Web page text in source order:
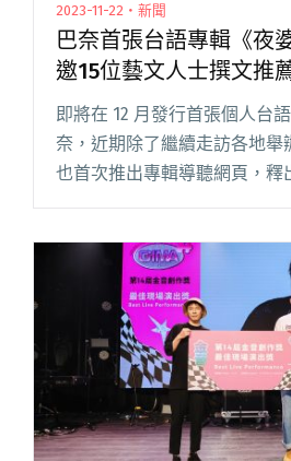
2023-11-22・新聞
巴奈首張台語專輯《夜
邀15位藝文人士撰文推
出新時代台語歌謠！
即將在 12 月發行首張個人台
奈，近期除了繼續走訪各地舉
也首次推出專輯導聽網頁，釋
餘年的作品，更受到閱讀全文
輯《夜婆》即將發行 力邀15位
薦，大讚巴奈唱出新時代台語